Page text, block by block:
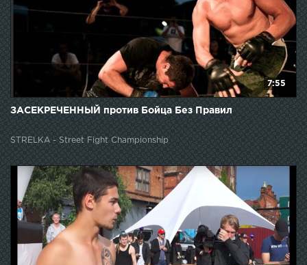
7:55
ЗАСЕКРЕЧЕННЫЙ против Бойца Без Правил
STRELKA - Street Fight Championship